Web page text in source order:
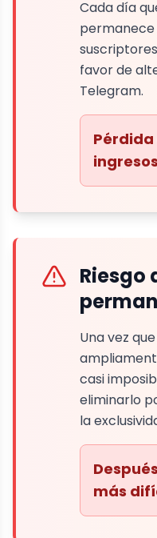
Cada día
favor de
Telegram.
Pérdida
Riesgo
Una vez
casi
eliminarlo
la
más